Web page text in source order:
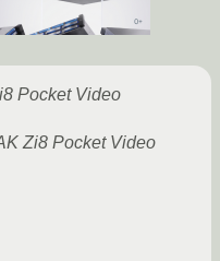
Pocket Video
Zi8 Pocket Video